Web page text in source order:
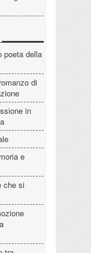
poeta della
di
in
e
che si